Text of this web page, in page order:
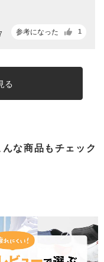
参考になった 1
る
な商品もチェック